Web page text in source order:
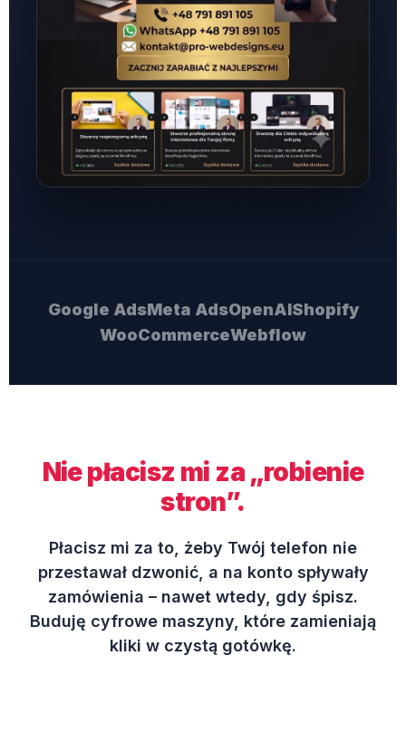
Google AdsMeta AdsOpenAIShopify
WooCommerceWebflow
Nie płacisz mi za „robienie
stron”.
Płacisz mi za to, żeby Twój telefon nie
przestawał dzwonić, a na konto spływały
zamówienia – nawet wtedy, gdy śpisz.
Buduję cyfrowe maszyny, które zamieniają
kliki w czystą gotówkę.